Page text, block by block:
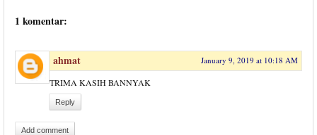
1 komentar:
ahmat January 9, 2019 at 10:18 AM
TRIMA KASIH BANNYAK
Reply
Add comment